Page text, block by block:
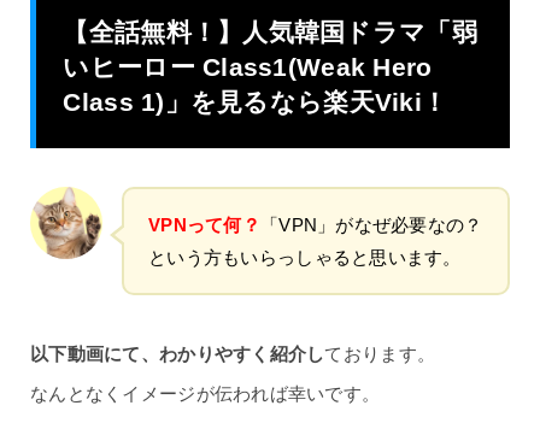
【全話無料！】人気韓国ドラマ「弱
いヒーロー Class1(Weak Hero
Class 1)」を見るなら楽天Viki！
VPNって何？
「VPN」がなぜ必要なの？
という方もいらっしゃると思います。
以下動画にて、わかりやすく紹介しております。
なんとなくイメージが伝われば幸いです。